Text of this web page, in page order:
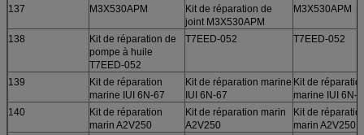
137 M3X530APM
Kit de réparation de
joint M3X530APM
M3X530APM
138
Kit de réparation de
pompe à huile
T7EED-052
T7EED-052 T7EED-052
139
Kit de réparation
marine IUI 6N-67
Kit de réparation marine
IUI 6N-67
Kit de
marine IUI 6N-
140
Kit de réparation
marin A2V250
Kit de réparation marin
A2V250
Kit de
marin A2V250